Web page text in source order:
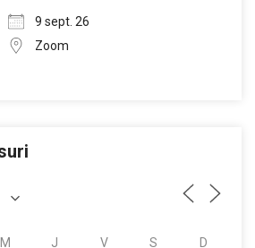
9 sept. 26
Zoom
M J V S D